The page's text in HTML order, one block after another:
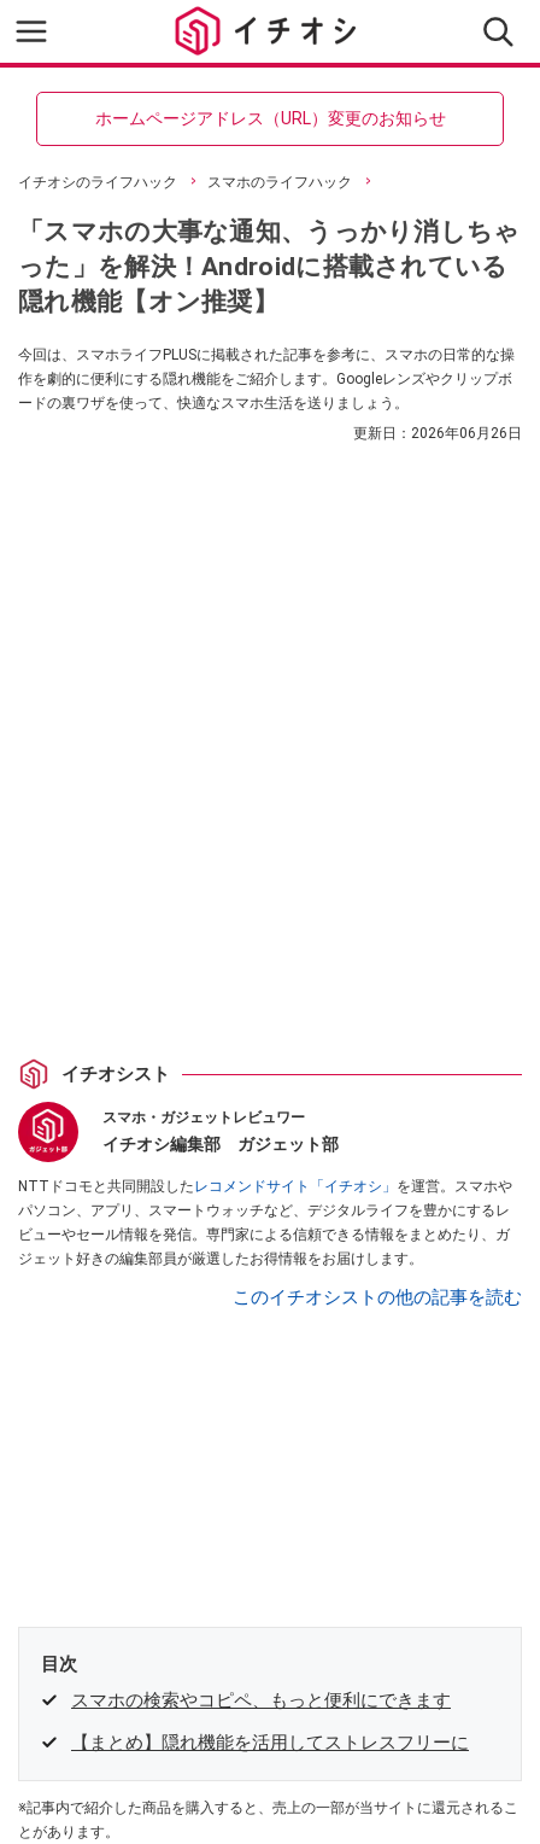
ホームページアドレス（URL）変更のお知らせ
イチオシのライフハック スマホのライフハック
「スマホの大事な通知、うっかり消しちゃ
った」を解決！Androidに搭載されている
隠れ機能【オン推奨】
今回は、スマホライフPLUSに掲載された記事を参考に、スマホの日常的な操
作を劇的に便利にする隠れ機能をご紹介します。Googleレンズやクリップボ
ードの裏ワザを使って、快適なスマホ生活を送りましょう。
更新日： 2026年06月26日
イチオシスト
スマホ・ガジェットレビュワー
イチオシ編集部 ガジェット部
NTTドコモと共同開設したレコメンドサイト「イチオシ」 を運営。スマホや
パソコン、アプリ、スマートウォッチなど、デジタルライフを豊かにするレ
ビューやセール情報を発信。専門家による信頼できる情報をまとめたり、ガ
ジェット好きの編集部員が厳選したお得情報をお届けします。
このイチオシストの他の記事を読む
目次
スマホの検索やコピペ、もっと便利にできます
【まとめ】隠れ機能を活用してストレスフリーに
※記事内で紹介した商品を購入すると、売上の一部が当サイトに還元されるこ
とがあります。